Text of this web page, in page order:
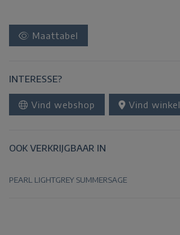
Maattabel
INTERESSE?
Vind webshop Vind winkel
OOK VERKRIJGBAAR IN
PEARL LIGHTGREY SUMMERSAGE